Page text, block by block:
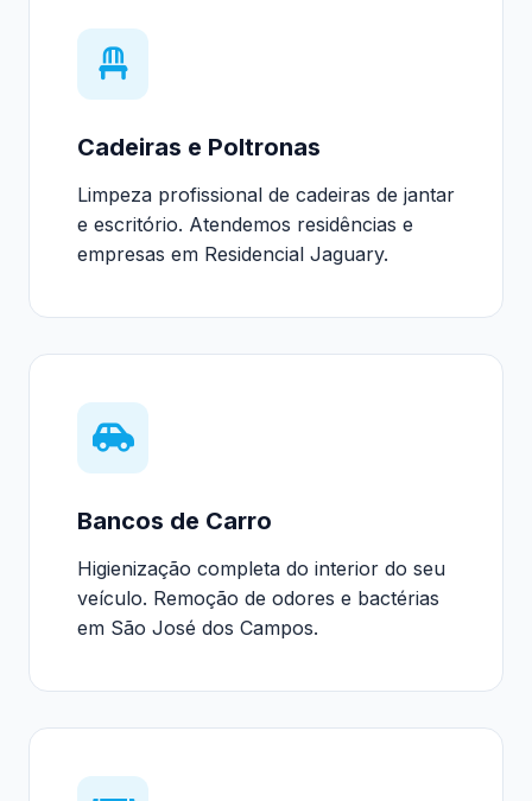
Cadeiras e Poltronas
Limpeza profissional de cadeiras de jantar
e escritório. Atendemos residências e
empresas em Residencial Jaguary.
Bancos de Carro
Higienização completa do interior do seu
veículo. Remoção de odores e bactérias
em São José dos Campos.